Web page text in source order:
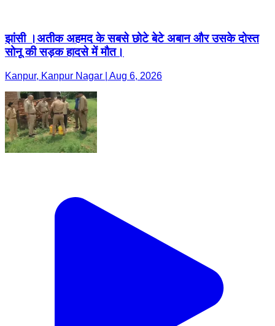
झांसी ।अतीक अहमद के सबसे छोटे बेटे अबान और उसके दोस्त
सोनू की सड़क हादसे में मौत।
Kanpur, Kanpur Nagar | Aug 6, 2026